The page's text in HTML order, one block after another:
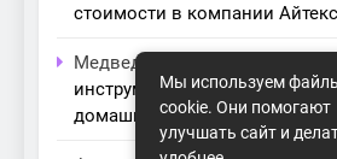
стоимости в компании Айтекс
Медведева Амалия
инструменты для создания
домашних условиях
Мы используем
cookie. Они помогают
улучшать сайт и